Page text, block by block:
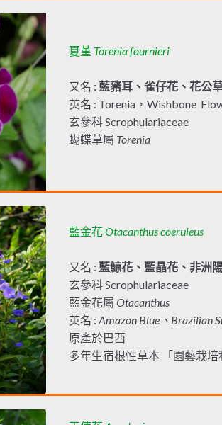
夏堇 Torenia fournieri
又名 : 藍豬耳、雀仔花、花公
英名 : Torenia，Wishbone
玄參科 Scrophulariaceae
蝴蝶草屬 Torenia
藍金花Otacanthus coeruleus
又名 : 藍鯨花、藍晶花、非洲
玄參科 Scrophulariaceae
藍金花屬 Otacanthus
英名 : Amazon Blue、Brazilian
原產於巴西
多年生宿根性草本 「園藝栽培